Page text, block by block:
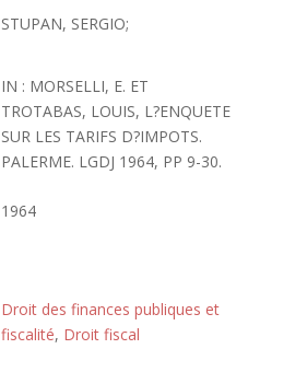
STUPAN, SERGIO;
IN : MORSELLI, E. ET
TROTABAS, LOUIS, L?ENQUETE
SUR LES TARIFS D?IMPOTS.
PALERME. LGDJ 1964, PP 9-30.
1964
Droit des finances publiques et
fiscalité, Droit fiscal